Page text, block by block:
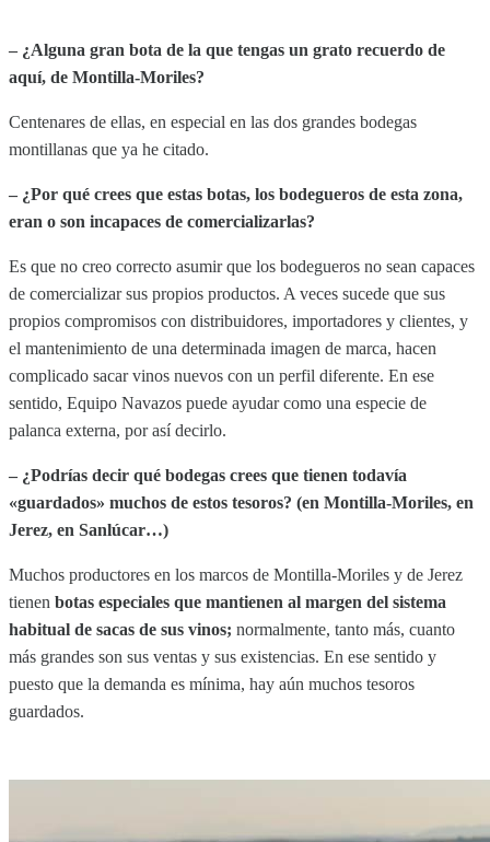
– ¿Alguna gran bota de la que tengas un grato recuerdo de
aquí, de Montilla-Moriles?
Centenares de ellas, en especial en las dos grandes bodegas
montillanas que ya he citado.
– ¿Por qué crees que estas botas, los bodegueros de esta zona,
eran o son incapaces de comercializarlas?
Es que no creo correcto asumir que los bodegueros no sean capaces
de comercializar sus propios productos. A veces sucede que sus
propios compromisos con distribuidores, importadores y clientes, y
el mantenimiento de una determinada imagen de marca, hacen
complicado sacar vinos nuevos con un perfil diferente. En ese
sentido, Equipo Navazos puede ayudar como una especie de
palanca externa, por así decirlo.
– ¿Podrías decir qué bodegas crees que tienen todavía
«guardados» muchos de estos tesoros? (en Montilla-Moriles, en
Jerez, en Sanlúcar…)
Muchos productores en los marcos de Montilla-Moriles y de Jerez
tienen botas especiales que mantienen al margen del sistema
habitual de sacas de sus vinos; normalmente, tanto más, cuanto
más grandes son sus ventas y sus existencias. En ese sentido y
puesto que la demanda es mínima, hay aún muchos tesoros
guardados.